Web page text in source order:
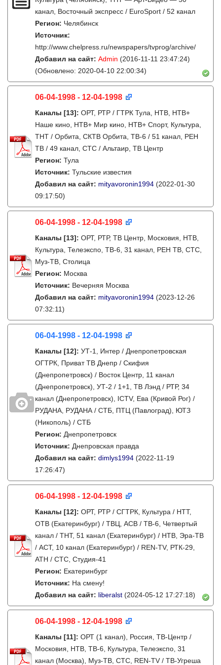
канал, Восточный экспресс / EuroSport / 52 канал
Регион: Челябинск
Источник:
http://www.chelpress.ru/newspapers/tvprog/archive/
Добавил на сайт: Admin (2016-11-11 23:47:24)
(Обновлено: 2020-04-10 22:00:34)
06-04-1998 - 12-04-1998
Каналы [13]: ОРТ, РТР / ГТРК Тула, НТВ, НТВ+
Наше кино, НТВ+ Мир кино, НТВ+ Спорт, Культура,
ТНТ / Орбита, СКТВ Орбита, ТВ-6 / 51 канал, РЕН
ТВ / 49 канал, СТС / Альтаир, ТВ Центр
Регион: Тула
Источник: Тульские известия
Добавил на сайт: mityavoronin1994 (2022-01-30
09:17:50)
06-04-1998 - 12-04-1998
Каналы [13]: ОРТ, РТР, ТВ Центр, Московия, НТВ,
Культура, Телеэкспо, ТВ-6, 31 канал, РЕН ТВ, СТС,
Муз-ТВ, Столица
Регион: Москва
Источник: Вечерняя Москва
Добавил на сайт: mityavoronin1994 (2023-12-26
07:32:11)
06-04-1998 - 12-04-1998
Каналы [12]: УТ-1, Интер / Днепропетровская
ОГТРК, Приват ТВ Днепр / Скифия
(Днепропетровск) / Восток Центр, 11 канал
(Днепропетровск), УТ-2 / 1+1, ТВ Лэнд / РТР, 34
канал (Днепропетровск), ICTV, Ева (Кривой Рог) /
РУДАНА, РУДАНА / СТБ, ПТЦ (Павлоград), ЮТЗ
(Никополь) / СТБ
Регион: Днепропетровск
Источник: Днепровская правда
Добавил на сайт: dimlys1994 (2022-11-19
17:26:47)
06-04-1998 - 12-04-1998
Каналы [12]: ОРТ, РТР / СГТРК, Культура / НТТ,
ОТВ (Екатеринбург) / ТВЦ, АСВ / ТВ-6, Четвертый
канал / ТНТ, 51 канал (Екатеринбург) / НТВ, Эра-ТВ
/ АСТ, 10 канал (Екатеринбург) / REN-TV, РТК-29,
АТН / СТС, Студия-41
Регион: Екатеринбург
Источник: На смену!
Добавил на сайт: liberalst (2024-05-12 17:27:18)
06-04-1998 - 12-04-1998
Каналы [11]: ОРТ (1 канал), Россия, ТВ-Центр /
Московия, НТВ, ТВ-6, Культура, Телеэкспо, 31
канал (Москва), Муз-ТВ, СТС, REN-TV / ТВ-Угреша